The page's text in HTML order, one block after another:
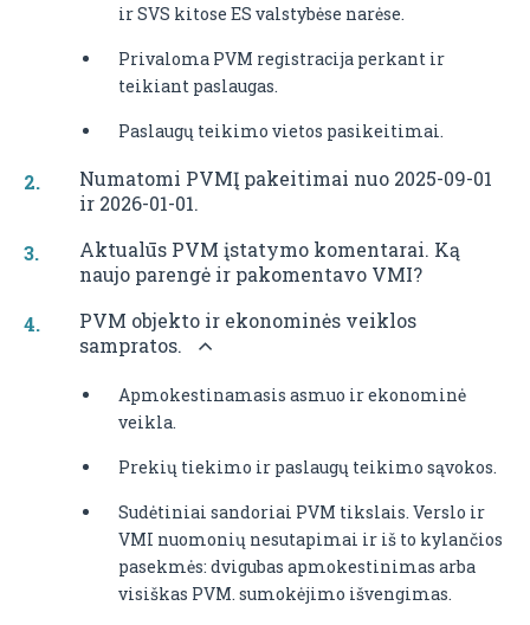
ir SVS kitose ES valstybėse narėse.
Privaloma PVM registracija perkant ir
teikiant paslaugas.
Paslaugų teikimo vietos pasikeitimai.
Numatomi PVMĮ pakeitimai nuo 2025-09-01
ir 2026-01-01.
Aktualūs PVM įstatymo komentarai. Ką
naujo parengė ir pakomentavo VMI?
PVM objekto ir ekonominės veiklos
sampratos.
Apmokestinamasis asmuo ir ekonominė
veikla.
Prekių tiekimo ir paslaugų teikimo sąvokos.
Sudėtiniai sandoriai PVM tikslais. Verslo ir
VMI nuomonių nesutapimai ir iš to kylančios
pasekmės: dvigubas apmokestinimas arba
visiškas PVM. sumokėjimo išvengimas.